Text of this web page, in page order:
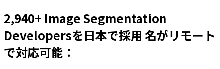
2,940+ Image Segmentation
Developersを日本で採用 名がリモート
で対応可能：